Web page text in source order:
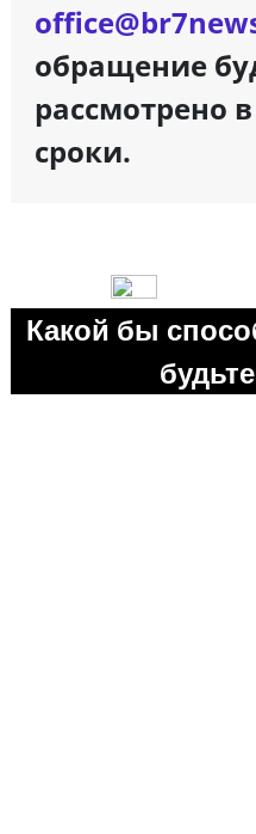
обращение
рассмотрено
сроки.
Какой бы